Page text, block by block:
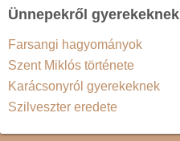
Ünnepekről gyerekeknek
Farsangi hagyományok
Szent Miklós története
Karácsonyról gyerekeknek
Szilveszter eredete